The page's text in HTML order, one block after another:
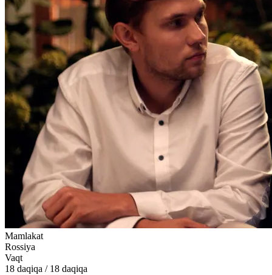
Mamlakat
Rossiya
Vaqt
18 daqiqa / 18 daqiqa